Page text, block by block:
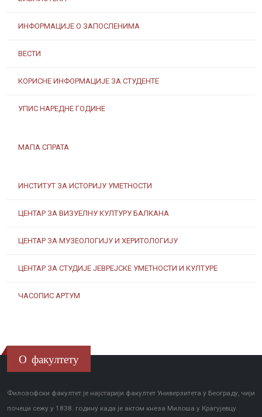
ИНФОРМАЦИЈЕ О ЗАПОСЛЕНИМА
ВЕСТИ
КОРИСНЕ ИНФОРМАЦИЈЕ ЗА СТУДЕНТЕ
УПИС НАРЕДНЕ ГОДИНЕ
МАПА СПРАТА
ИНСТИТУТ ЗА ИСТОРИЈУ УМЕТНОСТИ
ЦЕНТАР ЗА ВИЗУЕЛНУ КУЛТУРУ БАЛКАНА
ЦЕНТАР ЗА МУЗЕОЛОГИЈУ И ХЕРИТОЛОГИЈУ
ЦЕНТАР ЗА СТУДИЈЕ ЈЕВРЕЈСКЕ УМЕТНОСТИ И КУЛТУРЕ
ЧАСОПИС АРТУМ
Информатор о раду факултета
О факултету
Филозофски факултет је најстарији факултет Универзитета у Београду, чији
почеци сежу у 1838. годину када је актом кнеза Милоша у Крагујевцу